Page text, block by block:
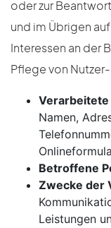
oder zur
und im Übrigen
Interessen an der
Pflege von
Namen,
Betroffene
Zwecke der
Leistungen